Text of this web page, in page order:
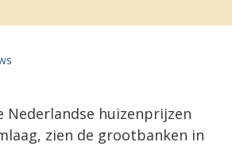
Nederlandse huizenprijzen
zien de grootbanken in